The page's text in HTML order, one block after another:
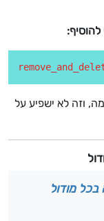
להוסיף:
וזה לא ישפיע על
מודול